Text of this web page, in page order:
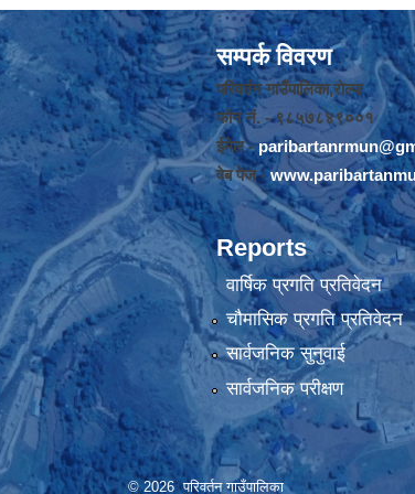
सम्पर्क विवरण
परिवर्तन गाउँपालिका,रोल्पा
फोन नंं. - ९८५७८४९००१
ईमेल -
वेब पेज -
Reports
वार्षिक प्रगति प्रतिवेदन
चौमासिक प्रगति प्रतिवेदन
सार्वजनिक सुनुवाई
सार्वजनिक परीक्षण
© 2026 परिवर्तन गाउँपालिका